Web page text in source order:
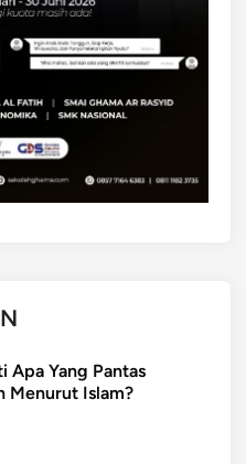
Apa Yang Pantas
Menurut Islam?